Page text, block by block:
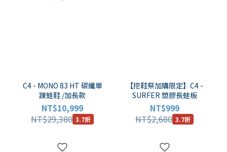
C4 - MONO 83 HT 碳纖單
蹼蛙鞋 /加長款
NT$10,999
NT$29,380 3.7折
【挖鞋祭加購限定】C4 -
SURFER 塑膠長蛙板
NT$999
NT$2,680 3.7折